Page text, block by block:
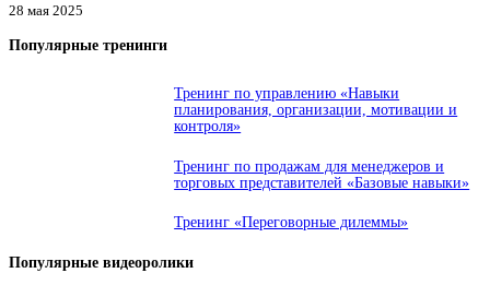
28 мая 2025
Популярные тренинги
Тренинг по управлению «Навыки
планирования, организации, мотивации и
контроля»
Тренинг по продажам для менеджеров и
торговых представителей «Базовые навыки»
Тренинг «Переговорные дилеммы»
Популярные видеоролики